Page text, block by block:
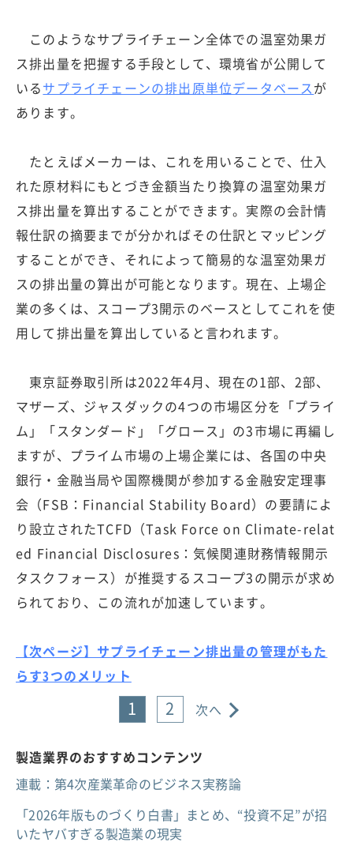
このようなサプライチェーン全体での温室効果ガ
ス排出量を把握する手段として、環境省が公開して
いるサプライチェーンの排出原単位データベースが
あります。
たとえばメーカーは、これを用いることで、仕入
れた原材料にもとづき金額当たり換算の温室効果ガ
ス排出量を算出することができます。実際の会計情
報仕訳の摘要までが分かればその仕訳とマッピング
することができ、それによって簡易的な温室効果ガ
スの排出量の算出が可能となります。現在、上場企
業の多くは、スコープ3開示のベースとしてこれを使
用して排出量を算出していると言われます。
東京証券取引所は2022年4月、現在の1部、2部、
マザーズ、ジャスダックの4つの市場区分を「プライ
ム」「スタンダード」「グロース」の3市場に再編し
ますが、プライム市場の上場企業には、各国の中央
銀行・金融当局や国際機関が参加する金融安定理事
会（FSB：Financial Stability Board）の要請によ
り設立されたTCFD（Task Force on Climate-relat
ed Financial Disclosures：気候関連財務情報開示
タスクフォース）が推奨するスコープ3の開示が求め
られており、この流れが加速しています。
【次ページ】サプライチェーン排出量の管理がもた
らす3つのメリット
1 2 次へ
製造業界のおすすめコンテンツ
連載：第4次産業革命のビジネス実務論
「2026年版ものづくり白書」まとめ、“投資不足”が招
いたヤバすぎる製造業の現実